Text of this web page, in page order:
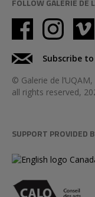
FOLLOW GALERIE DE
Subscribe
© Galerie de l’UQAM,
all rights reserved,
SUPPORT PROVIDED